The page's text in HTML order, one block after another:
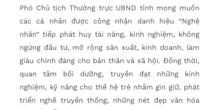
Phó Chủ tịch Thường trực UBND tỉnh mong muốn
các cá nhân được công nhận danh hiệu “Nghệ
nhân” tiếp phát huy tài năng, kinh nghiệm, không
ngừng đầu tư, mở rộng sản xuất, kinh doanh, làm
giàu chính đáng cho bản thân và xã hội. Đồng thời,
quan tâm bồi dưỡng, truyền đạt những kinh
nghiệm, kỹ năng cho thế hệ trẻ nhằm gìn giữ, phát
triển nghề truyền thống, những nét đẹp văn hóa